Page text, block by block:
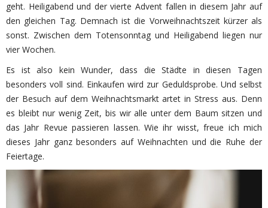
geht. Heiligabend und der vierte Advent fallen in diesem Jahr auf
den gleichen Tag. Demnach ist die Vorweihnachtszeit kürzer als
sonst. Zwischen dem Totensonntag und Heiligabend liegen nur
vier Wochen.
Es ist also kein Wunder, dass die Städte in diesen Tagen
besonders voll sind. Einkaufen wird zur Geduldsprobe. Und selbst
der Besuch auf dem Weihnachtsmarkt artet in Stress aus. Denn
es bleibt nur wenig Zeit, bis wir alle unter dem Baum sitzen und
das Jahr Revue passieren lassen. Wie ihr wisst, freue ich mich
dieses Jahr ganz besonders auf Weihnachten und die Ruhe der
Feiertage.